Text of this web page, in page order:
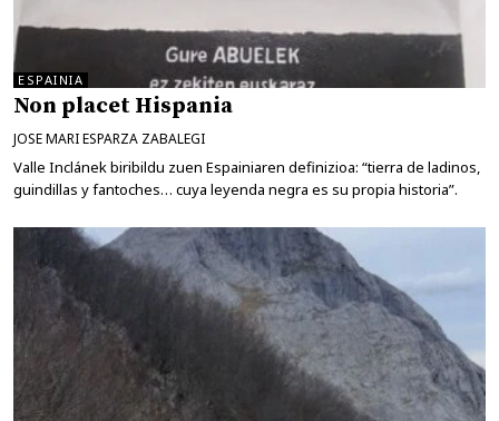
ESPAINIA
Non placet Hispania
JOSE MARI ESPARZA ZABALEGI
Valle Inclánek biribildu zuen Espainiaren definizioa: “tierra de ladinos,
guindillas y fantoches… cuya leyenda negra es su propia historia”.